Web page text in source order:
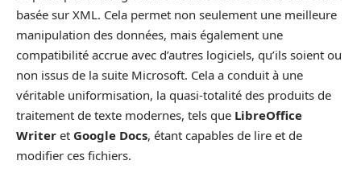
basée sur XML. Cela permet non seulement une meilleure
manipulation des données, mais également une
compatibilité accrue avec d’autres logiciels, qu’ils soient ou
non issus de la suite Microsoft. Cela a conduit à une
véritable uniformisation, la quasi-totalité des produits de
traitement de texte modernes, tels que LibreOffice
Writer et Google Docs, étant capables de lire et de
modifier ces fichiers.